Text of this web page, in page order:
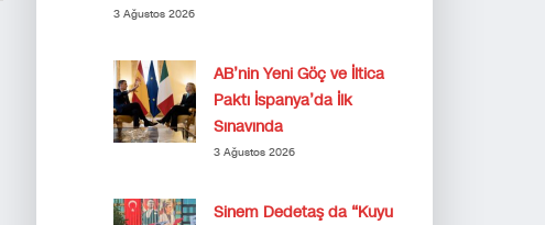
3 Ağustos 2026
AB’nin Yeni Göç ve İltica
Paktı İspanya’da İlk
Sınavında
3 Ağustos 2026
Sinem Dedetaş da “Kuyu